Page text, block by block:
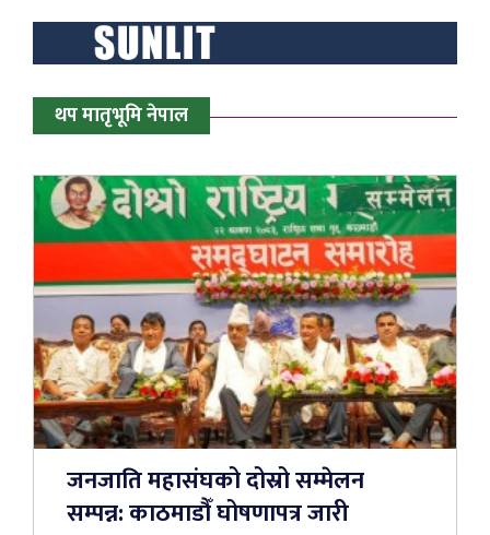
थप मातृभूमि नेपाल
जनजाति महासंघको दोस्रो सम्मेलन
सम्पन्न: काठमाडौँ घोषणापत्र जारी